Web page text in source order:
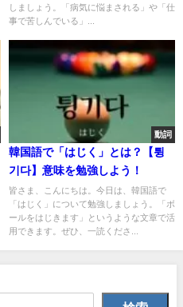
しましょう。「病気に悩まされる」や「仕
事で苦しんでいる」...
動詞
韓国語で「はじく」とは？【튕
기다】意味を勉強しよう！
皆さま、こんにちは。今日は、韓国語で
「はじく」について勉強しましょう。「ボ
ールをはじきます」というような文章で活
用できます。ぜひ、一読くださ...